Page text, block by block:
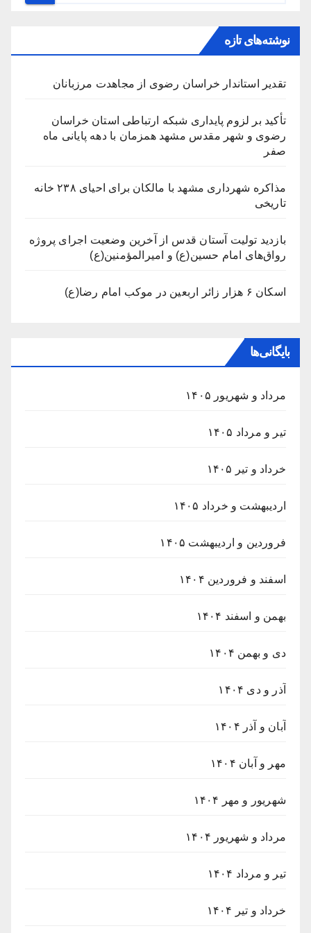
نوشته‌های تازه
تقدیر استاندار خراسان رضوی از مجاهدت مرزبانان
تأکید بر لزوم پایداری شبکه ارتباطی استان خراسان
رضوی و شهر مقدس مشهد همزمان با دهه پایانی ماه
صفر
مذاکره شهرداری مشهد با مالکان برای احیای ۲۳۸ خانه
تاریخی
بازدید تولیت آستان قدس از آخرین وضعیت اجرای پروژه
رواق‌های امام حسین(ع) و امیرالمؤمنین(ع)
اسکان ۶ هزار زائر اربعین در موکب امام رضا(ع)
بایگانی‌ها
مرداد و شهریور ۱۴۰۵
تیر و مرداد ۱۴۰۵
خرداد و تیر ۱۴۰۵
اردیبهشت و خرداد ۱۴۰۵
فروردین و اردیبهشت ۱۴۰۵
اسفند و فروردین ۱۴۰۴
بهمن و اسفند ۱۴۰۴
دی و بهمن ۱۴۰۴
آذر و دی ۱۴۰۴
آبان و آذر ۱۴۰۴
مهر و آبان ۱۴۰۴
شهریور و مهر ۱۴۰۴
مرداد و شهریور ۱۴۰۴
تیر و مرداد ۱۴۰۴
خرداد و تیر ۱۴۰۴